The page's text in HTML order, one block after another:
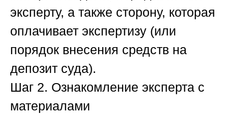
эксперту, а также сторону, которая
оплачивает экспертизу (или
порядок внесения средств на
депозит суда).
Шаг 2. Ознакомление эксперта с
материалами